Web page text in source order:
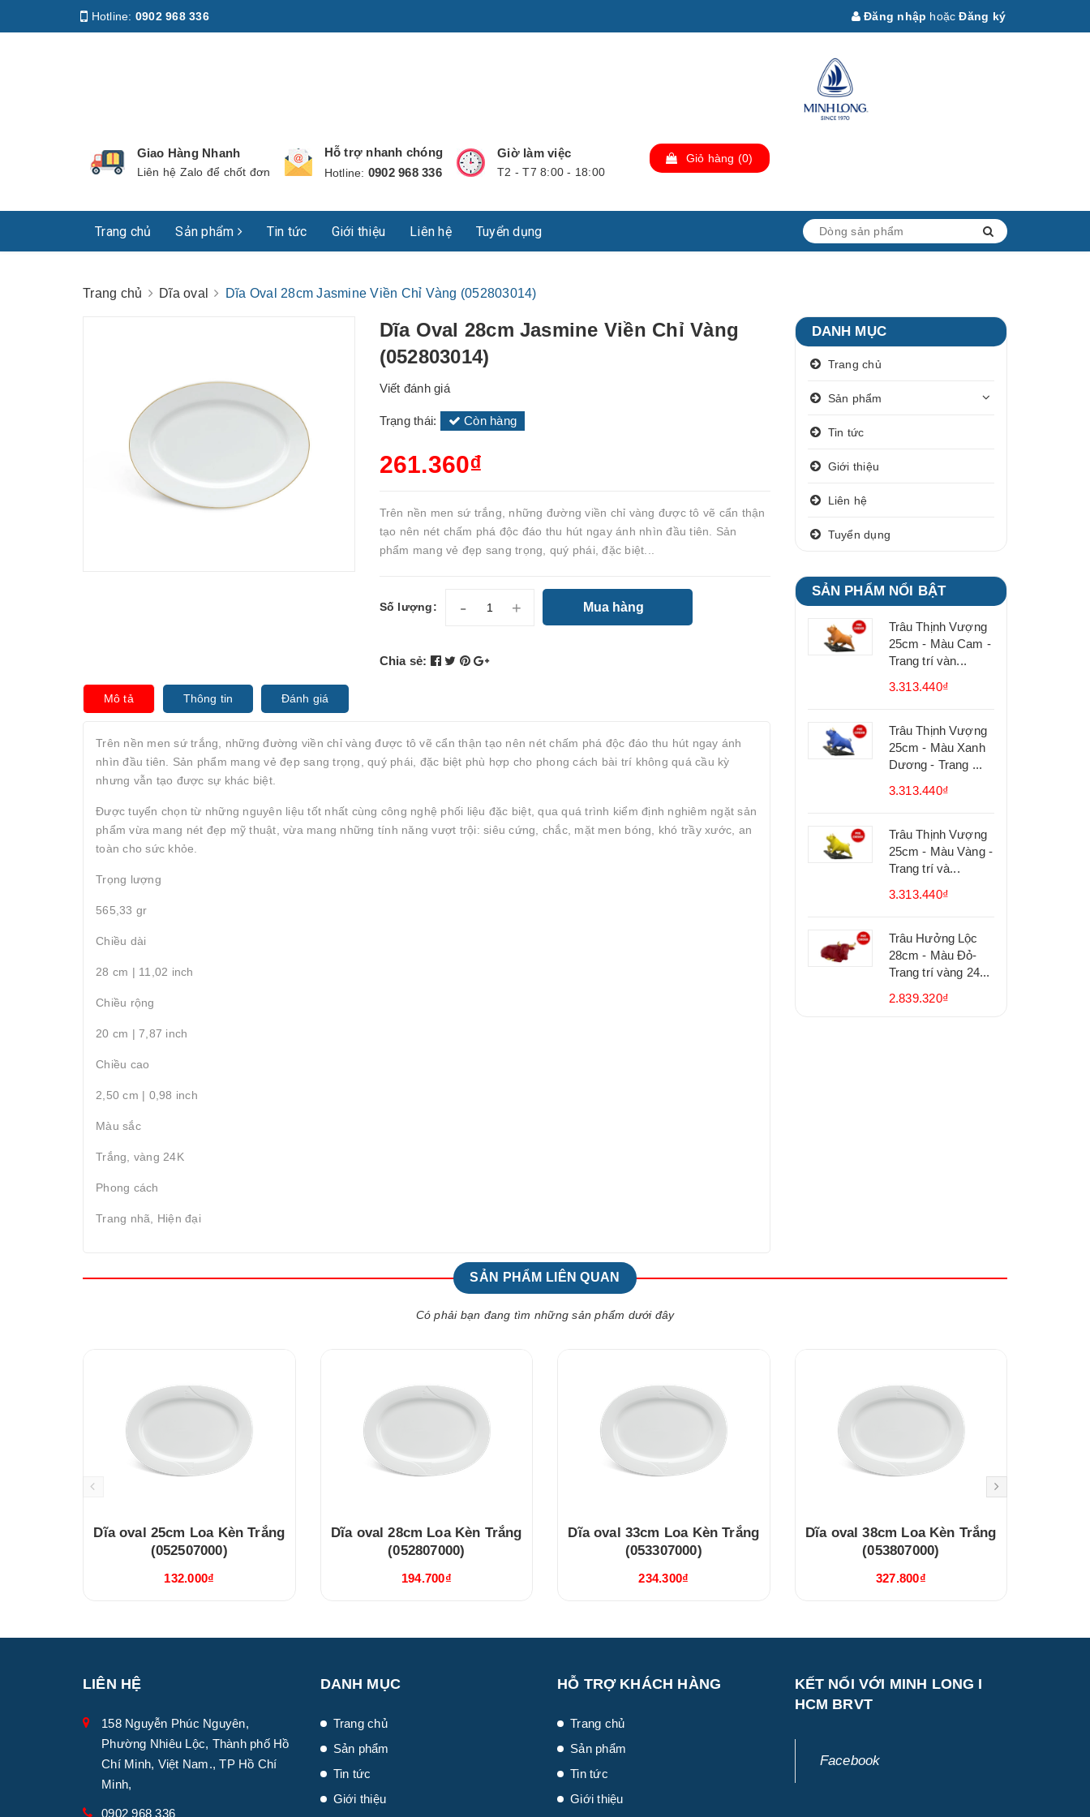
Hotline: 0902 968 336 Đăng nhập hoặc Đăng ký
Giao Hàng Nhanh
Liên hệ Zalo để chốt đơn
Hỗ trợ nhanh chóng
Hotline: 0902 968 336
Giờ làm việc
T2 - T7 8:00 - 18:00
Giỏ hàng (0)
Trang chủ Sản phẩm Tin tức Giới thiệu Liên hệ Tuyển dụng
Trang chủ Dĩa oval Dĩa Oval 28cm Jasmine Viền Chỉ Vàng (052803014)
Dĩa Oval 28cm Jasmine Viền Chỉ Vàng
(052803014)
Viết đánh giá
Trạng thái: Còn hàng
261.360₫
Trên nền men sứ trắng, những đường viền chỉ vàng được tô vẽ cẩn thận
tạo nên nét chấm phá độc đáo thu hút ngay ánh nhìn đầu tiên. Sản
phẩm mang vẻ đẹp sang trọng, quý phái, đặc biệt...
Số lượng: - + Mua hàng
Chia sẻ:
Mô tả Thông tin Đánh giá
Trên nền men sứ trắng, những đường viền chỉ vàng được tô vẽ cẩn thận tạo nên nét chấm phá độc đáo thu hút ngay ánh
nhìn đầu tiên. Sản phẩm mang vẻ đẹp sang trọng, quý phái, đặc biệt phù hợp cho phong cách bài trí không quá cầu kỳ
nhưng vẫn tạo được sự khác biệt.
Được tuyển chọn từ những nguyên liệu tốt nhất cùng công nghệ phối liệu đặc biệt, qua quá trình kiểm định nghiêm ngặt sản
phẩm vừa mang nét đẹp mỹ thuật, vừa mang những tính năng vượt trội: siêu cứng, chắc, mặt men bóng, khó trầy xước, an
toàn cho sức khỏe.
Trọng lượng
565,33 gr
Chiều dài
28 cm | 11,02 inch
Chiều rộng
20 cm | 7,87 inch
Chiều cao
2,50 cm | 0,98 inch
Màu sắc
Trắng, vàng 24K
Phong cách
Trang nhã, Hiện đại
DANH MỤC
Trang chủ
Sản phẩm
Tin tức
Giới thiệu
Liên hệ
Tuyển dụng
SẢN PHẨM NỔI BẬT
Trâu Thịnh Vượng
25cm - Màu Cam -
Trang trí vàn...
3.313.440₫
Trâu Thịnh Vượng
25cm - Màu Xanh
Dương - Trang ...
3.313.440₫
Trâu Thịnh Vượng
25cm - Màu Vàng -
Trang trí và...
3.313.440₫
Trâu Hưởng Lộc
28cm - Màu Đỏ-
Trang trí vàng 24...
2.839.320₫
SẢN PHẨM LIÊN QUAN
Có phải bạn đang tìm những sản phẩm dưới đây
Dĩa oval 25cm Loa Kèn Trắng
(052507000)
132.000₫
Dĩa oval 28cm Loa Kèn Trắng
(052807000)
194.700₫
Dĩa oval 33cm Loa Kèn Trắng
(053307000)
234.300₫
Dĩa oval 38cm Loa Kèn Trắng
(053807000)
327.800₫
LIÊN HỆ
158 Nguyễn Phúc Nguyên,
Phường Nhiêu Lộc, Thành phố Hồ
Chí Minh, Việt Nam., TP Hồ Chí
Minh,
0902 968 336
DANH MỤC
Trang chủ
Sản phẩm
Tin tức
Giới thiệu
HỖ TRỢ KHÁCH HÀNG
Trang chủ
Sản phẩm
Tin tức
Giới thiệu
KẾT NỐI VỚI MINH LONG I
HCM BRVT
Facebook